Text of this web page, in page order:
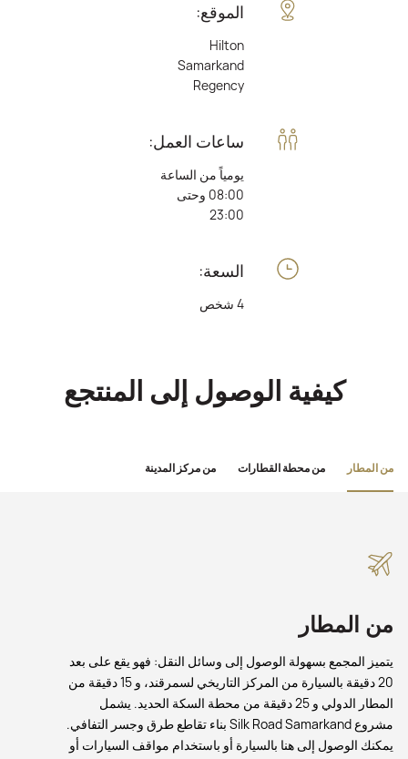
الموقع:
Hilton
Samarkand
Regency
ساعات العمل:
يومياً من الساعة
08:00 وحتى
23:00
السعة:
4 شخص
كيفية الوصول إلى المنتجع
من المطار من محطة القطارات من مركز المدينة
من المطار
يتميز المجمع بسهولة الوصول إلى وسائل النقل: فهو يقع على بعد
20 دقيقة بالسيارة من المركز التاريخي لسمرقند، و 15 دقيقة من
المطار الدولي و 25 دقيقة من محطة السكة الحديد. يشمل
مشروع Silk Road Samarkand بناء تقاطع طرق وجسر التفافي.
يمكنك الوصول إلى هنا بالسيارة أو باستخدام مواقف السيارات أو